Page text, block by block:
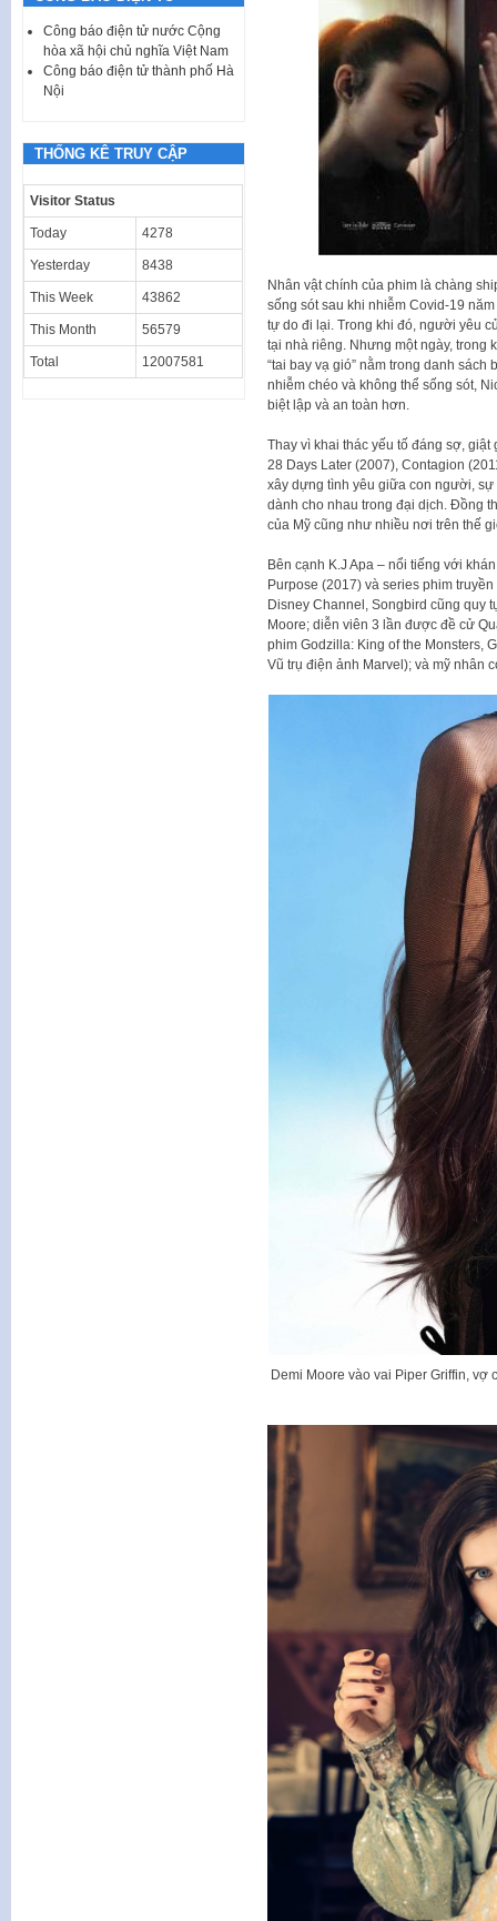
Nhân vật chính của phim là chàng
sống sót sau khi nhiễm Covid-19
tự do đi lại. Trong khi đó, người yêu
tại nhà riêng. Nhưng một ngày, trong
“tai bay vạ gió” nằm trong danh
nhiễm chéo và không thể sống sót,
biệt lập và an toàn hơn.
Thay vì khai thác yếu tố đáng sợ,
28 Days Later (2007), Contagion
xây dựng tình yêu giữa con người,
dành cho nhau trong đại dịch. Đồng
của Mỹ cũng như nhiều nơi trên thế
Bên cạnh K.J Apa – nổi tiếng với
Purpose (2017) và series phim
Disney Channel, Songbird cũng quy
Moore; diễn viên 3 lần được đề cử
phim Godzilla: King of the Monsters,
Vũ trụ điện ảnh Marvel); và mỹ nhân
Demi Moore vào vai Piper Griffin,
Công báo điện tử nước Cộng
hòa xã hội chủ nghĩa Việt Nam
Công báo điện tử thành phố Hà
Nội
THỐNG KÊ TRUY CẬP
Visitor Status
Today 4278
Yesterday 8438
This Week 43862
This Month 56579
Total 12007581